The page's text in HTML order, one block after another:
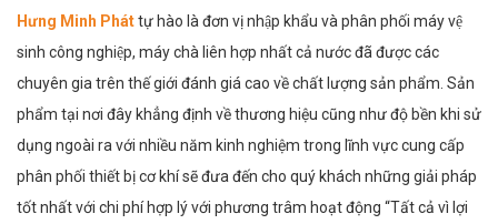
Hưng Minh Pháttự hào là đơn vị nhập khẩu và phân phối máy vệ
sinh công nghiệp, máy chà liên hợp nhất cả nước đã được các
chuyên gia trên thế giới đánh giá cao về chất lượng sản phẩm. Sản
phẩm tại nơi đây khẳng định về thương hiệu cũng như độ bền khi sử
dụng ngoài ra với nhiều năm kinh nghiệm trong lĩnh vực cung cấp
phân phối thiết bị cơ khí sẽ đưa đến cho quý khách những giải pháp
tốt nhất với chi phí hợp lý với phương trâm hoạt động “Tất cả vì lợi